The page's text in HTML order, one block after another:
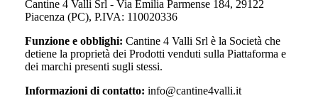
Cantine 4 Valli Srl - Via Emilia Parmense 184, 29122
Piacenza (PC), P.IVA: 110020336
Funzione e obblighi: Cantine 4 Valli Srl è la Società che
detiene la proprietà dei Prodotti venduti sulla Piattaforma e
dei marchi presenti sugli stessi.
Informazioni di contatto: info@cantine4valli.it